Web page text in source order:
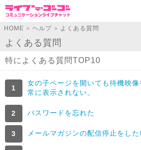
HOME > ヘルプ > よくある質問
よくある質問
特によくある質問TOP10
女の子ページを開いても待機映
常に表示されない。
パスワードを忘れた
メールマガジンの配信停止をした